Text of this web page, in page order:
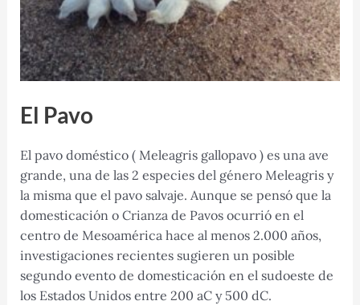
El Pavo
El pavo doméstico ( Meleagris gallopavo ) es una ave
grande, una de las 2 especies del género Meleagris y
la misma que el pavo salvaje. Aunque se pensó que la
domesticación o Crianza de Pavos ocurrió en el
centro de Mesoamérica hace al menos 2.000 años,
investigaciones recientes sugieren un posible
segundo evento de domesticación en el sudoeste de
los Estados Unidos entre 200 aC y 500 dC.